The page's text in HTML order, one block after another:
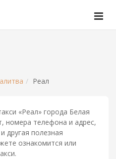
Реал
«Реал» города Белая
номера телефона и адрес,
другая полезная
ознакомится или